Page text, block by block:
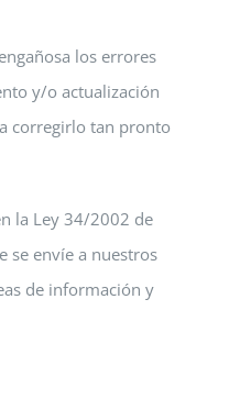
los errores
y/o actualización
corregirlo tan pronto
la Ley 34/2002 de
se envíe a nuestros
de información y